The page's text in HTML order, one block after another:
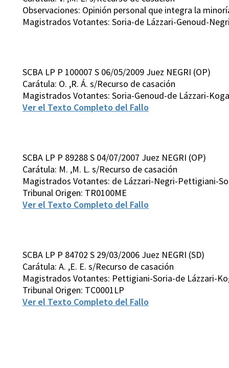
Observaciones: Opinión personal que integra la
Magistrados Votantes: Soria-de Lázzari-Genoud-
SCBA LP P 100007 S 06/05/2009 Juez NEGRI (OP)
Carátula: O. ,R. Á. s/Recurso de casación
Magistrados Votantes: Soria-Genoud-de Lázzari-
Ver el Texto Completo del Fallo
SCBA LP P 89288 S 04/07/2007 Juez NEGRI (OP)
Carátula: M. ,M. L. s/Recurso de casación
Magistrados Votantes: de Lázzari-Negri-Pettigiani-
Tribunal Origen: TR0100ME
Ver el Texto Completo del Fallo
SCBA LP P 84702 S 29/03/2006 Juez NEGRI (SD)
Carátula: A. ,E. E. s/Recurso de casación
Magistrados Votantes: Pettigiani-Soria-de Lázzari-
Tribunal Origen: TC0001LP
Ver el Texto Completo del Fallo